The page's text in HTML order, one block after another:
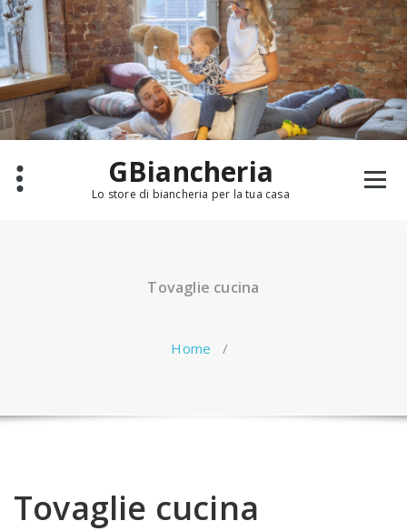
Salta
al
contenuto
GBiancheria
Lo store di biancheria per la tua casa
Tovaglie cucina
Home /
Tovaglie cucina